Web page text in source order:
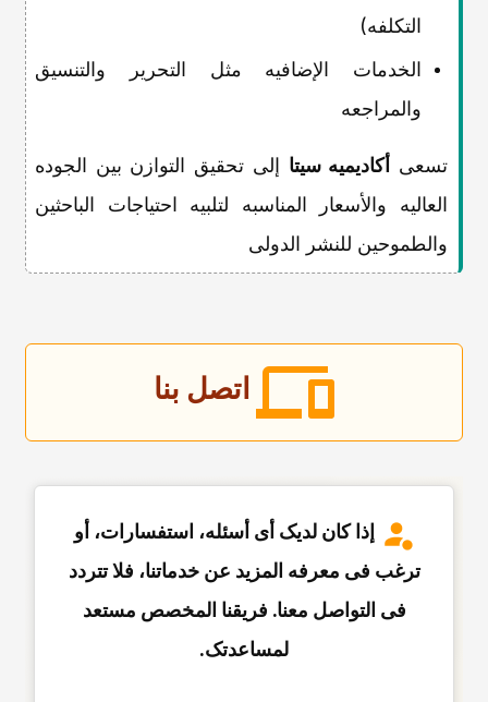
التکلفه)
الخدمات الإضافیه مثل التحریر والتنسیق
والمراجعه
تسعى أکادیمیه سیتا إلى تحقیق التوازن بین الجوده
العالیه والأسعار المناسبه لتلبیه احتیاجات الباحثین
والطموحین للنشر الدولی
اتصل بنا
إذا کان لدیک أی أسئله، استفسارات، أو
ترغب فی معرفه المزید عن خدماتنا، فلا تتردد
فی التواصل معنا. فریقنا المخصص مستعد
لمساعدتک.